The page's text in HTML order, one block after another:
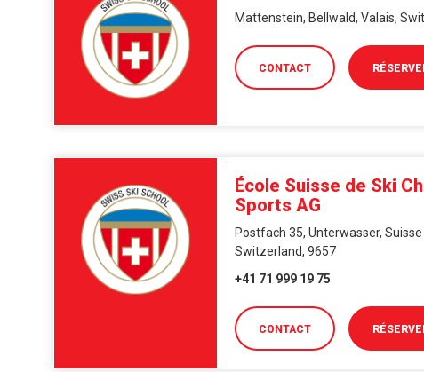
Mattenstein, Bellwald, Valais,
CONTACT
École Suisse de Ski
Sports AG
Postfach 35, Unterwasser,
Switzerland, 9657
+41 71 999 19 75
CONTACT